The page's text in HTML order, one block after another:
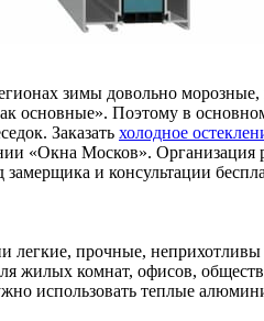
зимы довольно морозные,
основные». Поэтому в
Заказать холодное
«Окна Москов». Организация
и консультации
прочные, неприхотливы
жилых комнат, офисов,
использовать теплые